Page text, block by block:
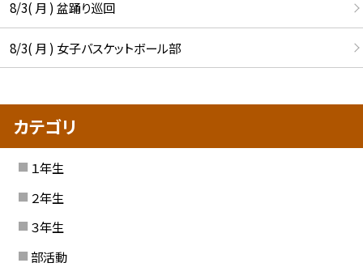
8/3( 月 ) 盆踊り巡回
8/3( 月 ) 女子バスケットボール部
カテゴリ
１年生
２年生
３年生
部活動